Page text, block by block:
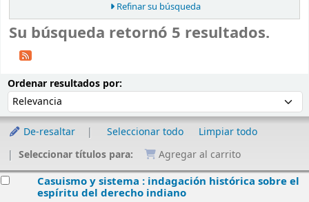
Refinar su búsqueda
Su búsqueda retornó 5 resultados.
Ordenar resultados por:
De-resaltar Seleccionar todo
Limpiar todo
Seleccionar títulos para:
Agregar al carrito
Casuismo y sistema : indagación histórica sobre el
espíritu del derecho indiano